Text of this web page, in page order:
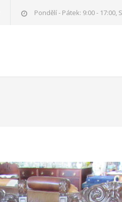
Pondělí - Pátek: 9:00 - 17:00,